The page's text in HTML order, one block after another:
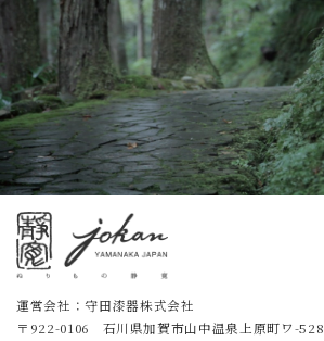
運営会社：守田漆器株式会社
〒922-0106 石川県加賀市山中温泉上原町ワ-528